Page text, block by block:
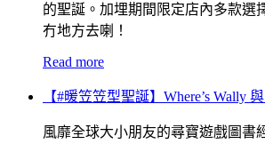
的聖誕。加埋期間限定店內多款選
冇地方去喇！
Read more
【#暖笠笠型聖誕】Where’s Wally
風靡全球大小朋友的尋寶遊戲圖書